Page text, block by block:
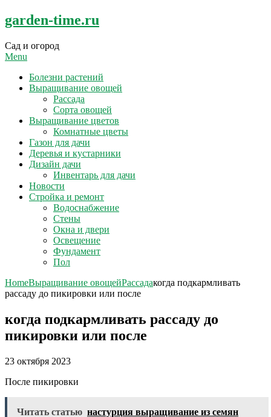
Skip
to
garden-time.ru
Сад и огород
Menu
Болезни растений
Выращивание овощей
Рассада
Сорта овощей
Выращивание цветов
Комнатные цветы
Газон для дачи
Деревья и кустарники
Дизайн дачи
Инвентарь для дачи
Новости
Стройка и ремонт
Водоснабжение
Стены
Окна и двери
Освещение
Фундамент
Пол
HomeВыращивание овощейРассадакогда подкармливать
рассаду до пикировки или после
когда подкармливать рассаду до
пикировки или после
23 октября 2023
После пикировки
Читать статью настурция выращивание из семян